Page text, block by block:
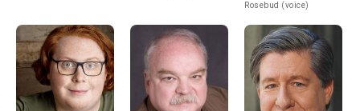
Rosebud (voice)